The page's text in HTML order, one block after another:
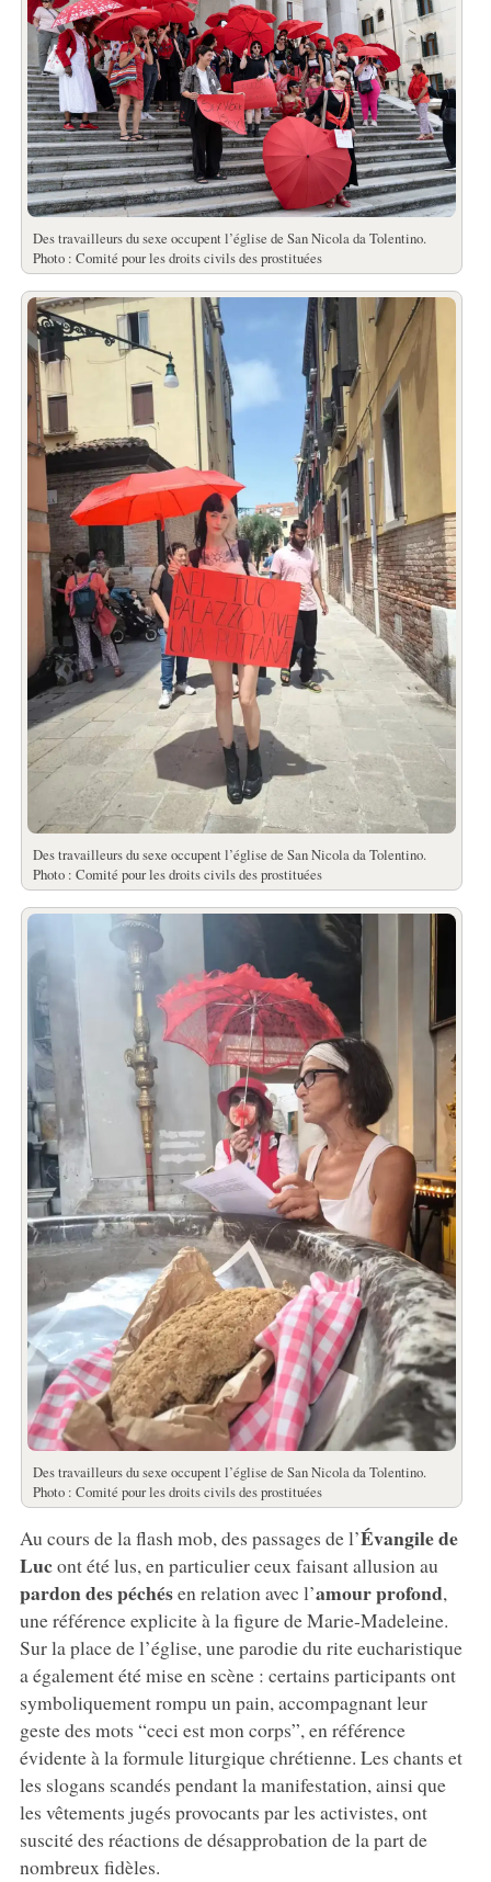
Des travailleurs du sexe occupent l’église de San Nicola da Tolentino.
Photo : Comité pour les droits civils des prostituées
Des travailleurs du sexe occupent l’église de San Nicola da Tolentino.
Photo : Comité pour les droits civils des prostituées
Des travailleurs du sexe occupent l’église de San Nicola da Tolentino.
Photo : Comité pour les droits civils des prostituées
Au cours de la flash mob, des passages de l’Évangile de
Lucont été lus, en particulier ceux faisant allusion au
pardon des péchésen relation avec l’amour profond,
une référence explicite à la figure de Marie-Madeleine.
Sur la place de l’église, une parodie du rite eucharistique
a également été mise en scène : certains participants ont
symboliquement rompu un pain, accompagnant leur
geste des mots “ceci est mon corps”, en référence
évidente à la formule liturgique chrétienne. Les chants et
les slogans scandés pendant la manifestation, ainsi que
les vêtements jugés provocants par les activistes, ont
suscité des réactions de désapprobation de la part de
nombreux fidèles.